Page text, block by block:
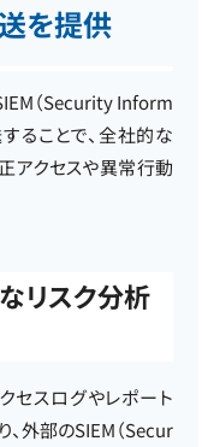
を提供
（Security Inform
ることで、全社的な
アクセスや異常行動
リスク分析
セスログやレポート
外部のSIEM（Secur